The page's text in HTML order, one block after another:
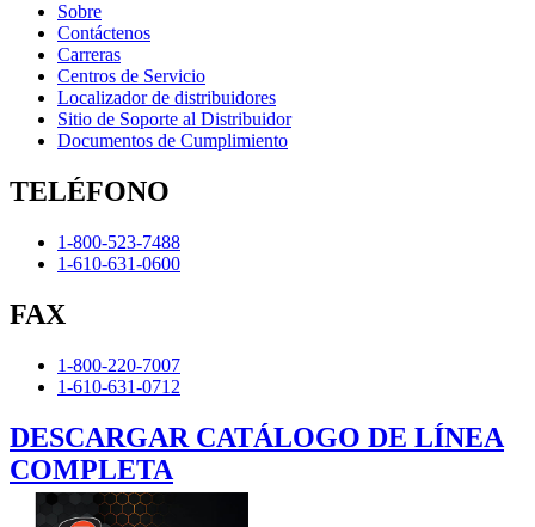
Sobre
Contáctenos
Carreras
Centros de Servicio
Localizador de distribuidores
Sitio de Soporte al Distribuidor
Documentos de Cumplimiento
TELÉFONO
1-800-523-7488
1-610-631-0600
FAX
1-800-220-7007
1-610-631-0712
DESCARGAR CATÁLOGO DE LÍNEA
COMPLETA